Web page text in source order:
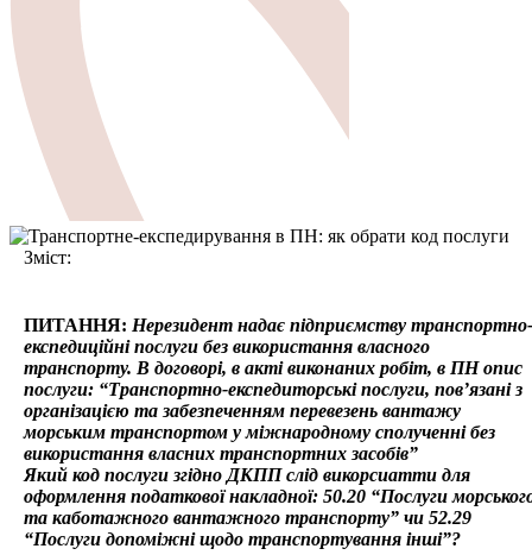
Зміст:
ПИТАННЯ: Нерезидент надає підприємству транспортно-
експедиційні послуги без використання власного
транспорту. В договорі, в акті виконаних робіт, в ПН опис
послуги: “Транспортно-експедиторські послуги, пов’язані з
організацією та забезпеченням перевезень вантажу
морським транспортом у міжнародному сполученні без
використання власних транспортних засобів”
Який код послуги згідно ДКПП слід викорсиатти для
оформлення податкової накладної: 50.20 “Послуги
та каботажного вантажного транспорту” чи 52.29
“Послуги допоміжні щодо транспортування інші”?